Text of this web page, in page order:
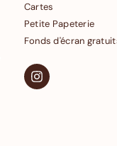
Cartes
Petite Papeterie
Fonds d'écran